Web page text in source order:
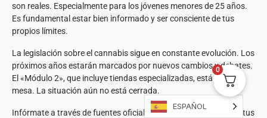
son reales. Especialmente para los jóvenes menores de 25 años.
Es fundamental estar bien informado y ser consciente de tus
propios límites.
La legislación sobre el cannabis sigue en constante evolución. Los
próximos años estarán marcados por nuevos cambios y debates.
El «Módulo 2», que incluye tiendas especializadas, está sobre la
mesa. La situación aún no está cerrada.
Infórmate a través de fuentes oficiales. Conoce tus derechos y tus
0
ESPAÑOL